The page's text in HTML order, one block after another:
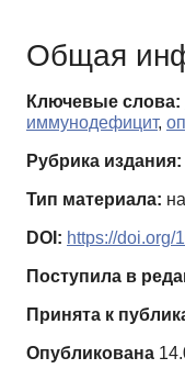
Общая
Ключевые слова:
иммунодефицит,
Рубрика издания:
Тип материала:
DOI: https://doi.org/
Поступила в
Принята к
Опубликована